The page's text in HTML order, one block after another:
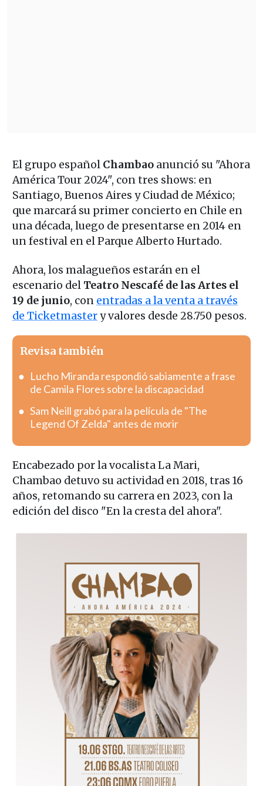
El grupo español Chambaoanunció su "Ahora
América Tour 2024", con tres shows: en
Santiago, Buenos Aires y Ciudad de México;
que marcará su primer concierto en Chile en
una década, luego de presentarse en 2014 en
un festival en el Parque Alberto Hurtado.
Ahora, los malagueños estarán en el
escenario del Teatro Nescafé de las Artes el
19 de junio, con entradas a la venta a través
de Ticketmastery valores desde 28.750 pesos.
Revisa también
Lucho Miranda respondió sabiamente a frase
de Camila Flores sobre la discapacidad
Sam Neill grabó para la película de "The
Legend Of Zelda" antes de morir
Encabezado por la vocalista La Mari,
Chambao detuvo su actividad en 2018, tras 16
años, retomando su carrera en 2023, con la
edición del disco "En la cresta del ahora".